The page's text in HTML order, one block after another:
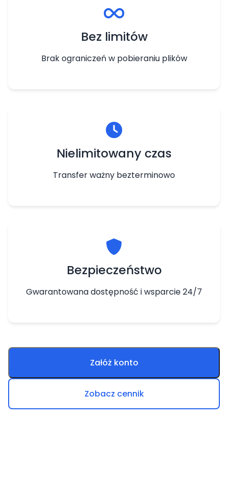
Bez limitów
Brak ograniczeń w pobieraniu plików
Nielimitowany czas
Transfer ważny bezterminowo
Bezpieczeństwo
Gwarantowana dostępność i wsparcie 24/7
Załóż konto
Zobacz cennik